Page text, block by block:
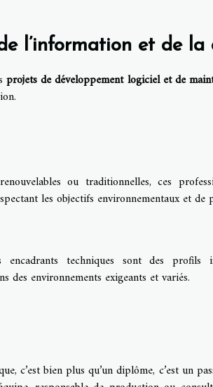
l’information et de
projets de développement logiciel et de
ou traditionnelles, ces
les objectifs environnementaux et de
techniques sont des profils
des environnements exigeants et variés.
c’est bien plus qu’un diplôme, c’est un